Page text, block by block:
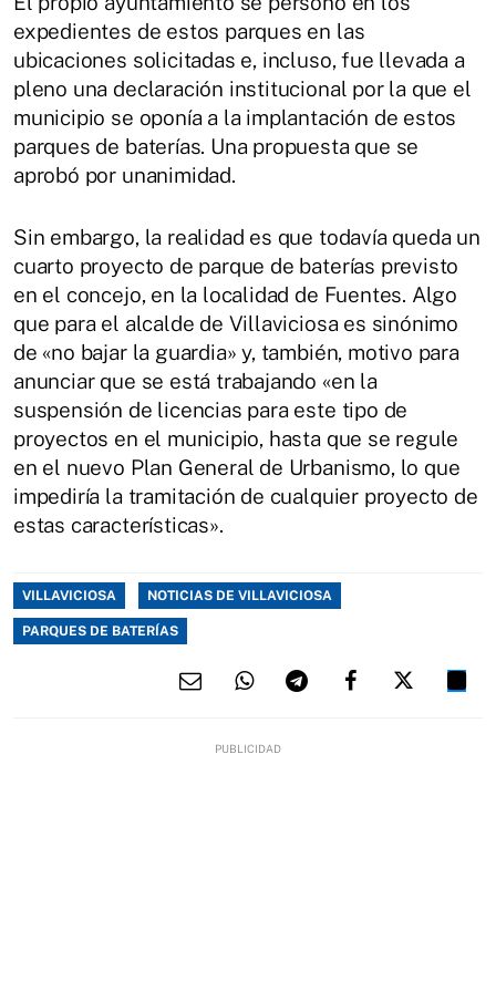
expedientes de estos parques en las
ubicaciones solicitadas e, incluso, fue llevada a
pleno una declaración institucional por la que el
municipio se oponía a la implantación de estos
parques de baterías. Una propuesta que se
aprobó por unanimidad.
Sin embargo, la realidad es que todavía queda un
cuarto proyecto de parque de baterías previsto
en el concejo, en la localidad de Fuentes. Algo
que para el alcalde de Villaviciosa es sinónimo
de «no bajar la guardia» y, también, motivo para
anunciar que se está trabajando «en la
suspensión de licencias para este tipo de
proyectos en el municipio, hasta que se regule
en el nuevo Plan General de Urbanismo, lo que
impediría la tramitación de cualquier proyecto de
estas características».
VILLAVICIOSA NOTICIAS DE VILLAVICIOSA
PARQUES DE BATERÍAS